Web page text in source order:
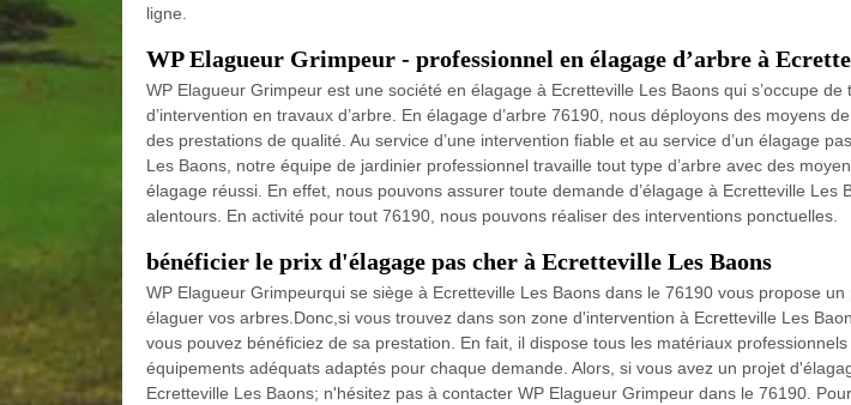
ligne.
WP Elagueur Grimpeur - professionnel en élagage d’arbre à
WP Elagueur Grimpeur est une société en élagage à Ecretteville Les Baons qui s’occupe de
d’intervention en travaux d’arbre. En élagage d’arbre 76190, nous déployons des moyens
des prestations de qualité. Au service d’une intervention fiable et au service d’un élagage
Les Baons, notre équipe de jardinier professionnel travaille tout type d’arbre avec des
élagage réussi. En effet, nous pouvons assurer toute demande d’élagage à Ecretteville Les
alentours. En activité pour tout 76190, nous pouvons réaliser des interventions ponctuelles.
bénéficier le prix d'élagage pas cher à Ecretteville Les Baons
WP Elagueur Grimpeurqui se siège à Ecretteville Les Baons dans le 76190 vous propose
élaguer vos arbres.Donc,si vous trouvez dans son zone d'intervention à Ecretteville Les
vous pouvez bénéficiez de sa prestation. En fait, il dispose tous les matériaux
équipements adéquats adaptés pour chaque demande. Alors, si vous avez un projet
Ecretteville Les Baons; n'hésitez pas à contacter WP Elagueur Grimpeur dans le 76190.